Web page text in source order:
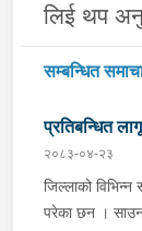
लिई थप
सम्बन्धित
प्रतिबन्धित
२०८३-०४-२३
जिल्लाको
परेका छन । साउन २२ गते जिल्ला प्रहरी कार्यालय खोटाङबाट खटिएको